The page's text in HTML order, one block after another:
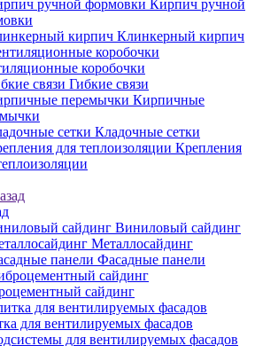
Кирпич ручной
Клинкерный кирпич
коробочки
Гибкие связи
Кирпичные
Кладочные сетки
Крепления
Виниловый сайдинг
Металлосайдинг
Фасадные панели
сайдинг
для вентилируемых фасадов